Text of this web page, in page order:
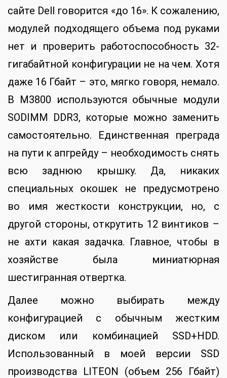
сайте Dell говорится «до 16». К сожалению,
модулей подходящего объема под руками
нет и проверить работоспособность 32-
гигабайтной конфигурации не на чем. Хотя
даже 16 Гбайт – это, мягко говоря, немало.
В M3800 используются обычные модули
SODIMM DDR3, которые можно заменить
самостоятельно. Единственная преграда
на пути к апгрейду – необходимость снять
всю заднюю крышку. Да, никаких
специальных окошек не предусмотрено
во имя жесткости конструкции, но, с
другой стороны, открутить 12 винтиков –
не ахти какая задачка. Главное, чтобы в
хозяйстве была миниатюрная
шестигранная отвертка.
Далее можно выбирать между
конфигурацией с обычным жестким
диском или комбинацией SSD+HDD.
Использованный в моей версии SSD
производства LITEON (объем 256 Гбайт)